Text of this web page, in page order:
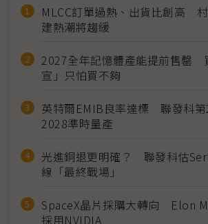
MLCC訂單過熱、出貨比創高
建熱潮將趨緩
2027全年記憶體產能提前售罄
宣」只怕買不夠
英特爾EMIB良率達標 聯發科第
2028準時量產
光進銅退更明確？ 聯發科估
線「最終戰場」
SpaceX晶片採購大轉向 Elon
採用NVIDIA